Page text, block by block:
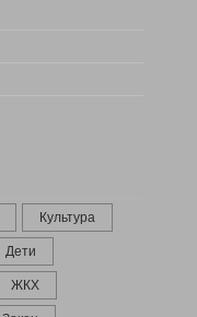
Культура
Дети
ЖКХ